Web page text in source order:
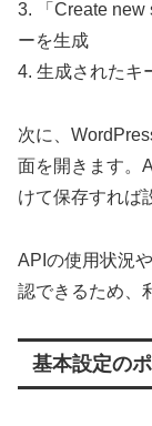
3. 「Create new
ーを生成
4. 生成されたキ
次に、
面を開きます。
けて保存すれば
APIの使用状況
認できるため、
基本設定の